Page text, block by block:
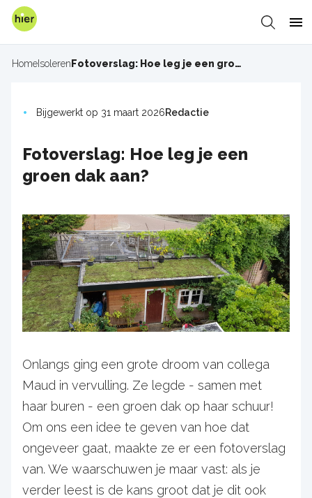
Overslaan
Zoeken
Kruimelpad
HomeIsoleren Fotoverslag: Hoe leg je een groen dak aan?
Bijgewerkt op 31 maart 2026Redactie
Fotoverslag: Hoe leg je een
groen dak aan?
Onlangs ging een grote droom van collega
Maud in vervulling. Ze legde - samen met
haar buren - een groen dak op haar schuur!
Om ons een idee te geven van hoe dat
ongeveer gaat, maakte ze er een fotoverslag
van. We waarschuwen je maar vast: als je
verder leest is de kans groot dat je dit ook